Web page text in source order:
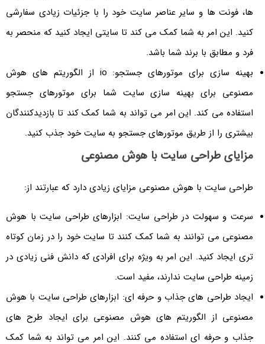
ها، فونت ها و سایر عناصر سایت خود را با جزئیات زیادی سفارشی
کنید. این امر به شما کمک می کند تا سایتی ایجاد کنید که منحصر به
فرد و مطابق با برند شما باشد.
بهینه سازی برای موتورهای جستجو: io از الگوریتم های هوش
مصنوعی برای بهینه سازی سایت شما برای موتورهای جستجو
استفاده می کند. این امر می تواند به شما کمک کند تا بازدیدکنندگان
بیشتری را از طریق موتورهای جستجو به سایت خود جذب کنید.
مزایای طراحی سایت با هوش مصنوعی
طراحی سایت با هوش مصنوعی مزایای زیادی دارد که عبارتند از:
سرعت و سهولت در طراحی سایت: ابزارهای طراحی سایت با هوش
مصنوعی می توانند به شما کمک کنند تا سایت خود را در زمان کوتاه
تری ایجاد کنید. این امر به ویژه برای افرادی که دانش فنی زیادی در
زمینه طراحی سایت ندارند، مفید است.
ایجاد طراحی های جذاب و حرفه ای: ابزارهای طراحی سایت با هوش
مصنوعی از الگوریتم های هوش مصنوعی برای ایجاد طرح های
جذاب و حرفه ای استفاده می کنند. این امر می تواند به شما کمک